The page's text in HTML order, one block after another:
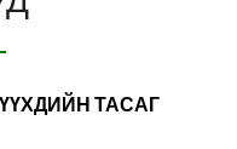
ТАСАГ